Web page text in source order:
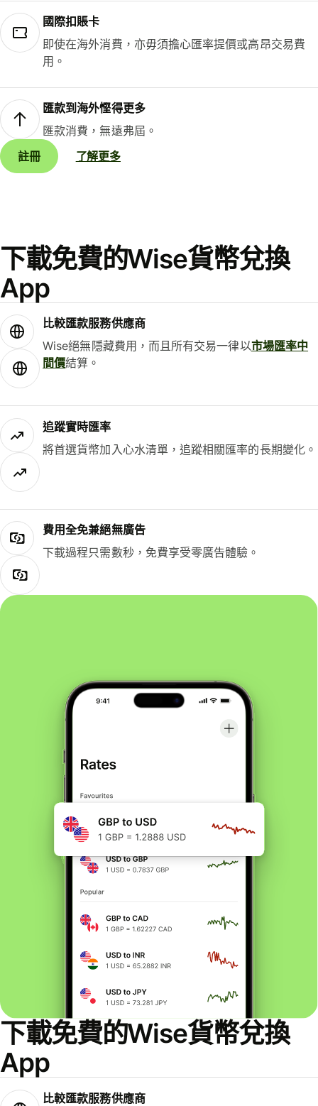
國際扣賬卡
即使在海外消費，亦毋須擔心匯率提價或高昂交易費
用。
匯款到海外慳得更多
匯款消費，無遠弗屆。
註冊
了解更多
下載免費的Wise貨幣兌換
App
比較匯款服務供應商
Wise絕無隱藏費用，而且所有交易一律以市場匯率中
間價結算。
追蹤實時匯率
將首選貨幣加入心水清單，追蹤相關匯率的長期變化。
費用全免兼絕無廣告
下載過程只需數秒，免費享受零廣告體驗。
下載免費的Wise貨幣兌換
App
比較匯款服務供應商